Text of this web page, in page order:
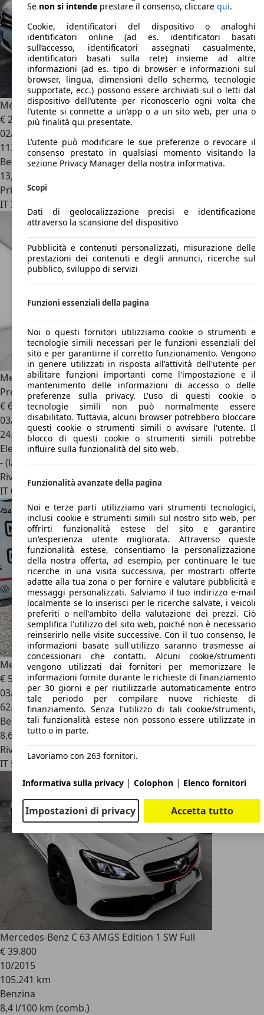
Mercedes-Benz C 63 AMGauto
€ 28.000
02/2008
113.200 km
Benzina
13,4 l/100 km (comb.)
Privato
IT 30030
Mercedes-Benz C 63 AMGAMG 63 S e performance
Premium Plus Extra auto
€ 65.900
03/2024
24.360 km
Elettrica/Benzina
- (l/100 km)
Rivenditore
IT 06073
Corciano - Perugia - Pg
Mercedes-Benz C 63 AMGC Coupe AMG 63 auto
€ 53.000
03/2018
62.000 km
Benzina
8,6 l/100 km (comb.)
Rivenditore
IT 56012
Mercedes-Benz C 63 AMGS Edition 1 SW Full
€ 39.800
10/2015
105.241 km
Benzina
8,4 l/100 km (comb.)
Se non si intende prestare il consenso, cliccare qui.
Cookie, identificatori del dispositivo o analoghi
identificatori online (ad es. identificatori basati
sull’accesso, identificatori assegnati casualmente,
identificatori basati sulla rete) insieme ad altre
informazioni (ad es. tipo di browser e informazioni sul
browser, lingua, dimensioni dello schermo, tecnologie
supportate, ecc.) possono essere archiviati sul o letti dal
dispositivo dell’utente per riconoscerlo ogni volta che
l’utente si connette a un’app o a un sito web, per una o
più finalità qui presentate.
L’utente può modificare le sue preferenze o revocare il
consenso prestato in qualsiasi momento visitando la
sezione Privacy Manager della nostra informativa.
Scopi
Dati di geolocalizzazione precisi e identificazione
attraverso la scansione del dispositivo
Pubblicità e contenuti personalizzati, misurazione delle
prestazioni dei contenuti e degli annunci, ricerche sul
pubblico, sviluppo di servizi
Funzioni essenziali della pagina
Noi o questi fornitori utilizziamo cookie o strumenti e
tecnologie simili necessari per le funzioni essenziali del
sito e per garantirne il corretto funzionamento. Vengono
in genere utilizzati in risposta all'attività dell'utente per
abilitare funzioni importanti come l'impostazione e il
mantenimento delle informazioni di accesso o delle
preferenze sulla privacy. L'uso di questi cookie o
tecnologie simili non può normalmente essere
disabilitato. Tuttavia, alcuni browser potrebbero bloccare
questi cookie o strumenti simili o avvisare l'utente. Il
blocco di questi cookie o strumenti simili potrebbe
influire sulla funzionalità del sito web.
Funzionalità avanzate della pagina
Noi e terze parti utilizziamo vari strumenti tecnologici,
inclusi cookie e strumenti simili sul nostro sito web, per
offrirti funzionalità estese del sito e garantire
un'esperienza utente migliorata. Attraverso queste
funzionalità estese, consentiamo la personalizzazione
della nostra offerta, ad esempio, per continuare le tue
ricerche in una visita successiva, per mostrarti offerte
adatte alla tua zona o per fornire e valutare pubblicità e
messaggi personalizzati. Salviamo il tuo indirizzo e-mail
localmente se lo inserisci per le ricerche salvate, i veicoli
preferiti o nell'ambito della valutazione dei prezzi. Ciò
semplifica l'utilizzo del sito web, poiché non è necessario
reinserirlo nelle visite successive. Con il tuo consenso, le
informazioni basate sull'utilizzo saranno trasmesse ai
concessionari che contatti. Alcuni cookie/strumenti
vengono utilizzati dai fornitori per memorizzare le
informazioni fornite durante le richieste di finanziamento
per 30 giorni e per riutilizzarle automaticamente entro
tale periodo per compilare nuove richieste di
finanziamento. Senza l'utilizzo di tali cookie/strumenti,
tali funzionalità estese non possono essere utilizzate in
tutto o in parte.
Lavoriamo con 263 fornitori.
Informativa sulla privacy | Colophon | Elenco fornitori
Impostazioni di privacy Accetta tutto